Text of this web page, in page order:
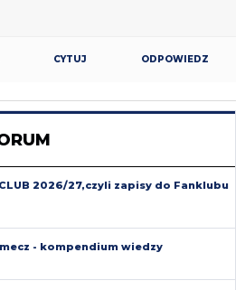
CYTUJ ODPOWIEDZ
2026/27,czyli zapisy do Fanklubu
- kompendium wiedzy